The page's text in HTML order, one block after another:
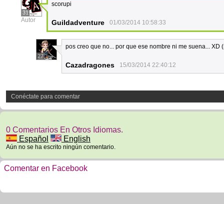
31
Autor
scorupi
Guildadventure 01/03/2014 10:58:33
27
pos creo que no... por que ese nombre ni me suena... XD
Cazadragones 15/03/2014 22:40:12
Conéctate para comentar
0 Comentarios En Otros Idiomas.
Español
English
Aún no se ha escrito ningún comentario.
Comentar en Facebook